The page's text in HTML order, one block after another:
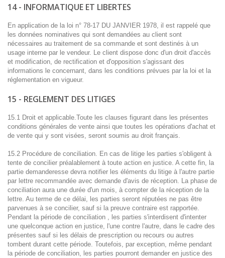
14 - INFORMATIQUE ET LIBERTES
En application de la loi n° 78-17 DU JANVIER 1978, il est rappelé que
les données nominatives qui sont demandées au client sont
nécessaires au traitement de sa commande et sont destinés à un
usage interne par le vendeur. Le client dispose donc d'un droit d'accès
et modification, de rectification et d'opposition s'agissant des
informations le concernant, dans les conditions prévues par la loi et la
réglementation en vigueur.
15 - REGLEMENT DES LITIGES
15.1 Droit et applicable.Toute les clauses figurant dans les présentes
conditions générales de vente ainsi que toutes les opérations d'achat et
de vente qui y sont visées, seront soumis au droit français.
15.2 Procédure de conciliation. En cas de litige les parties s'obligent à
tente de concilier préalablement à toute action en justice. A cette fin, la
partie demanderesse devra notifier les éléments du litige à l'autre partie
par lettre recommandée avec demande d'avis de réception. La phase de
conciliation aura une durée d'un mois, à compter de la réception de la
lettre. Au terme de ce délai, les parties seront réputées ne pas être
parvenues à se concilier, sauf si la preuve contraire est rapportée.
Pendant la période de conciliation , les parties s'interdisent d'intenter
une quelconque action en justice, l'une contre l'autre, dans le cadre des
présentes sauf si les délais de prescription ou recours ou autres
tombent durant cette période. Toutefois, par exception, même pendant
la période de conciliation, les parties pourront demander en justice des